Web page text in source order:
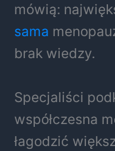
mówią:
sama
brak wiedzy.
Specjaliści
współczesna
łagodzić